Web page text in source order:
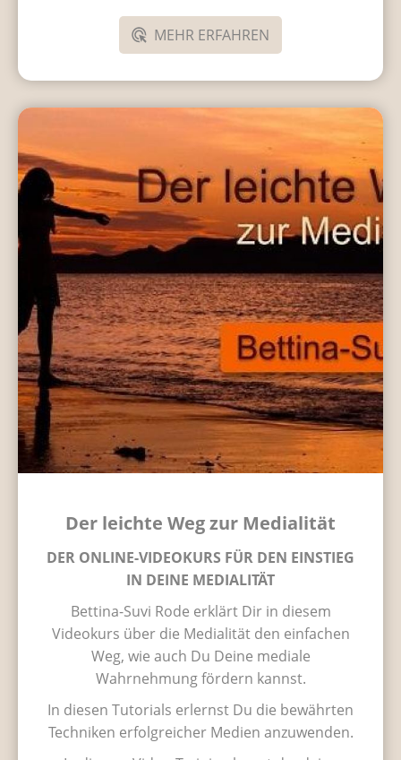
MEHR ERFAHREN
Der leichte Weg zur Medialität
DER ONLINE-VIDEOKURS FÜR DEN EINSTIEG
IN DEINE MEDIALITÄT
Bettina-Suvi Rode erklärt Dir in diesem
Videokurs über die Medialität den einfachen
Weg, wie auch Du Deine mediale
Wahrnehmung fördern kannst.
In diesen Tutorials erlernst Du die bewährten
Techniken erfolgreicher Medien anzuwenden.